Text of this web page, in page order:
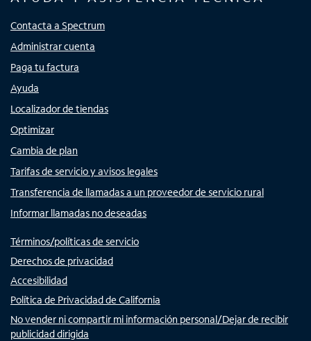
Contacta a Spectrum
Administrar cuenta
Paga tu factura
Ayuda
Localizador de tiendas
Optimizar
Cambia de plan
Tarifas de servicio y avisos legales
Transferencia de llamadas a un proveedor de servicio rural
Informar llamadas no deseadas
Términos/políticas de servicio
Derechos de privacidad
Accesibilidad
Política de Privacidad de California
No vender ni compartir mi información personal/Dejar de recibir
publicidad dirigida